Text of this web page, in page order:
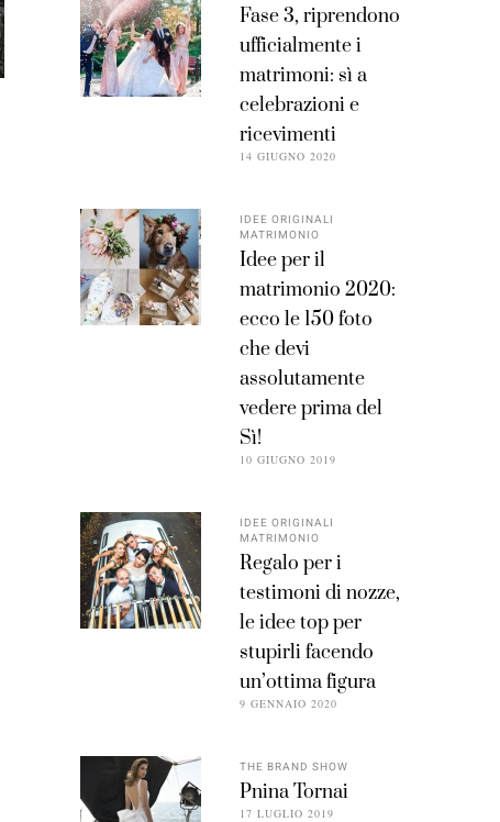
Fase 3, riprendono
ufficialmente i
matrimoni: sì a
celebrazioni e
ricevimenti
14 GIUGNO 2020
IDEE ORIGINALI
MATRIMONIO
Idee per il
matrimonio 2020:
ecco le 150 foto
che devi
assolutamente
vedere prima del
Sì!
10 GIUGNO 2019
IDEE ORIGINALI
MATRIMONIO
Regalo per i
testimoni di nozze,
le idee top per
stupirli facendo
un’ottima figura
9 GENNAIO 2020
THE BRAND SHOW
Pnina Tornai
17 LUGLIO 2019